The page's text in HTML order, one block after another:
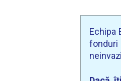
Echipa
fonduri